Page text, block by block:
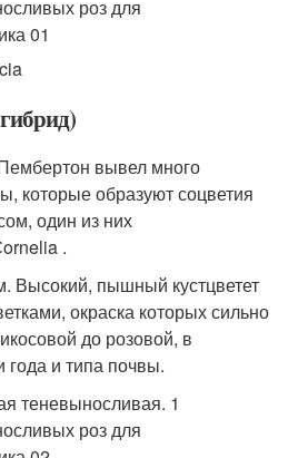
вывел много
которые образуют соцветия
один из них
.
Высокий, пышный кустцветет
окраска которых сильно
до розовой, в
года и типа почвы.